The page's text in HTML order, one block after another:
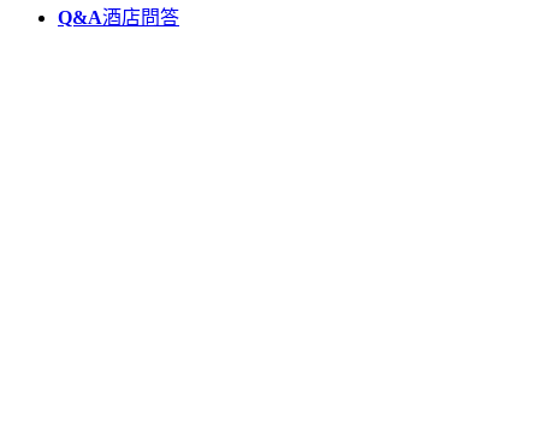
Q&A酒店問答